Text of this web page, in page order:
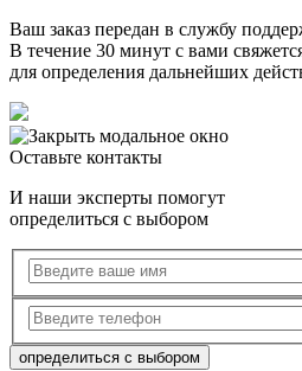
Ваш заказ передан в службу
В течение 30 минут с вами
для определения дальнейших
Оставьте контакты
И наши эксперты помогут
определиться с выбором